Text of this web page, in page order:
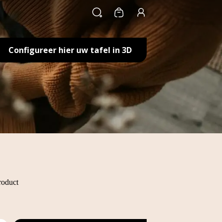
Winkelwagen
Configureer hier uw tafel in 3D